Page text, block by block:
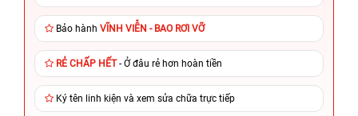
Bảo hành VĨNH VIỄN - BAO RƠI VỠ
RẺ CHẤP HẾT- Ở đâu rẻ hơn hoàn tiền
Ký tên linh kiện và xem sửa chữa trực tiếp